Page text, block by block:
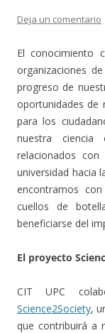
Deja un comentario
El conocimiento
organizaciones
progreso de
oportunidades de
para los
nuestra
relacionados
universidad hacia
encontramos
cuellos de
beneficiarse del
El proyecto
CIT UPC
Science2Society,
que contribuirá a